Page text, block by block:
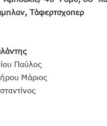
Τάφερτσχοπερ
Παύλος
Μάριος